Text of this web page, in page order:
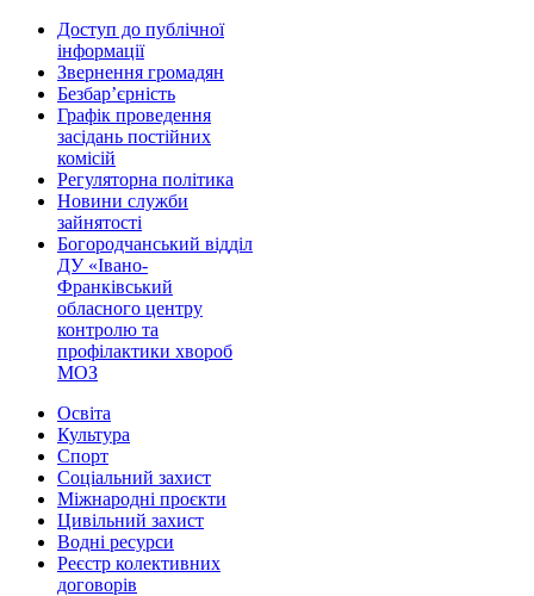
Доступ до публічної
інформації
Звернення громадян
Безбар’єрність
Графік проведення
засідань постійних
комісій
Регуляторна політика
Новини служби
зайнятості
Богородчанський відділ
ДУ «Івано-
Франківський
обласного центру
контролю та
профілактики хвороб
МОЗ
Освіта
Культура
Спорт
Соціальний захист
Міжнародні проєкти
Цивільний захист
Водні ресурси
Реєстр колективних
договорів